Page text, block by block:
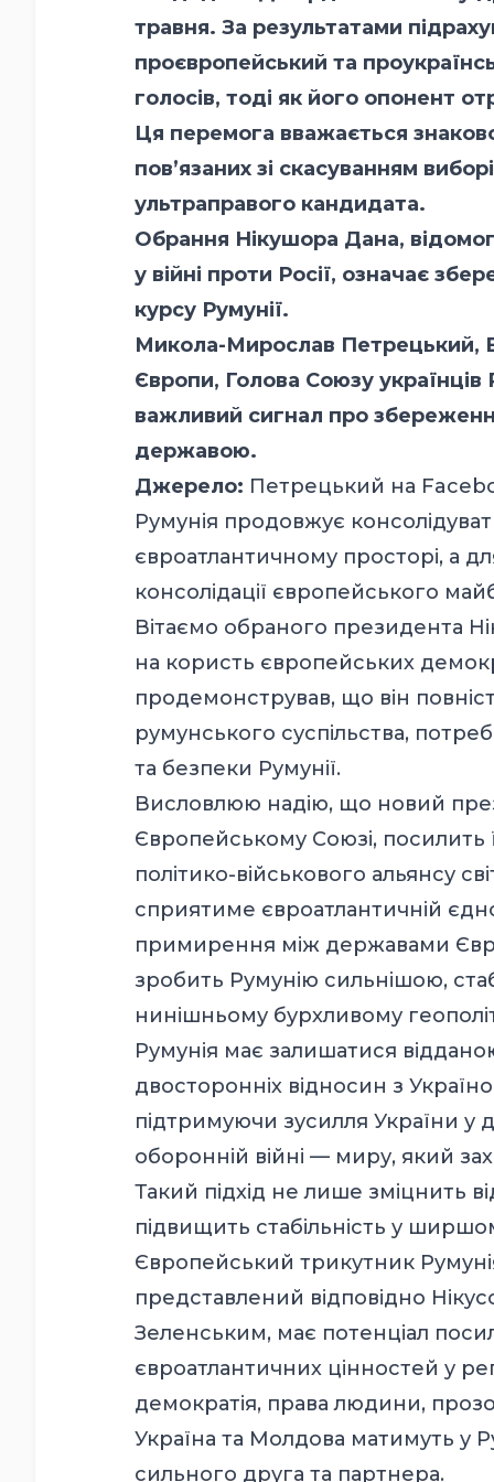
травня. За результатами
проєвропейський та
голосів, тоді як його опонент
Ця перемога вважається
пов’язаних зі скасуванням
ультраправого кандидата.
Обрання Нікушора Дана,
у війні проти Росії, означає
курсу Румунії.
Микола-Мирослав Петрeцький,
Європи, Голова Союзу
важливий сигнал про
державою.
Джерело: Петрeцький на
Румунія продовжує
євроатлантичному просторі, а
консолідації європейського
Вітаємо обраного президента
на користь європейських
продемонстрував, що він
румунського суспільства,
та безпеки Румунії.
Висловлюю надію, що новий
Європейському Союзі, посилить
політико-військового альянсу
сприятиме євроатлантичній
примирення між державами
зробить Румунію сильнішою,
нинішньому бурхливому
Румунія має залишатися
двосторонніх відносин з
підтримуючи зусилля України у
оборонній війні — миру, який
Такий підхід не лише зміцнить
підвищить стабільність у
Європейський трикутник
представлений відповідно
Зеленським, має потенціал
євроатлантичних цінностей у
демократія, права людини,
Україна та Молдова матимуть у
сильного друга та партнера.